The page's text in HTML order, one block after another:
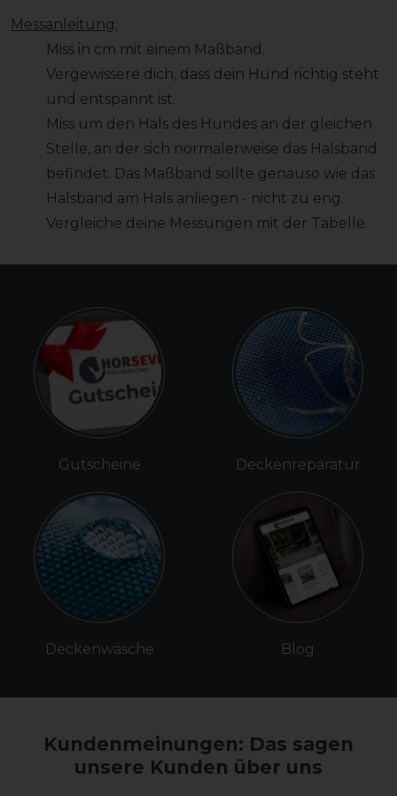
Messanleitung:
Miss in cm mit einem Maßband.
Vergewissere dich, dass dein Hund richtig steht
und entspannt ist.
Miss um den Hals des Hundes an der gleichen
Stelle, an der sich normalerweise das Halsband
befindet. Das Maßband sollte genauso wie das
Halsband am Hals anliegen - nicht zu eng.
Vergleiche deine Messungen mit der Tabelle.
Gutscheine
Deckenwäsche
Deckenreparatur
Blog
Kundenmeinungen: Das sagen
unsere Kunden über uns